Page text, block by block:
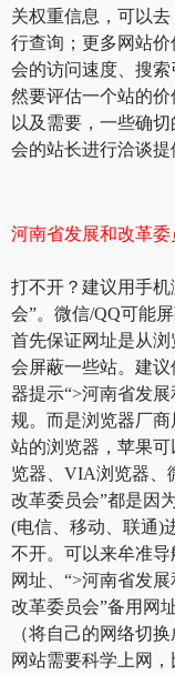
关权重信息，可以去
行查询；更多网站
会的访问速度、搜
然要评估一个站的
以及需要，一些确
会的站长进行洽谈提
河南省发展和改革委
打不开？建议用手
会”。微信/QQ可能
首先保证网址是从
会屏蔽一些站。建
器提示“>河南省发
规。而是浏览器厂
站的浏览器，苹果
览器、VIA浏览器、
改革委员会”都是因
(电信、移动、联通)
不开。可以来牟准
网址、“>河南省发
改革委员会”备用网
（将自己的网络切
网站需要科学上网